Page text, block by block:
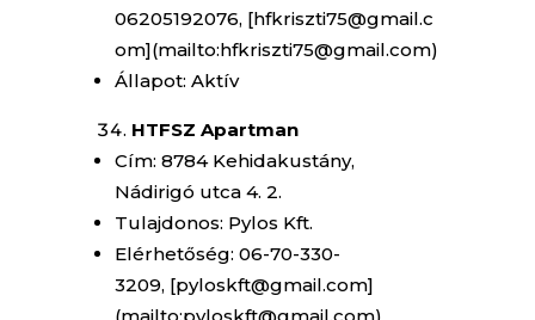
06205192076, [hfkriszti75@gmail.c
om](mailto:hfkriszti75@gmail.com)
Állapot: Aktív
HTFSZ Apartman
Cím: 8784 Kehidakustány,
Nádirigó utca 4. 2.
Tulajdonos: Pylos Kft.
Elérhetőség: 06-70-330-
3209, [pyloskft@gmail.com]